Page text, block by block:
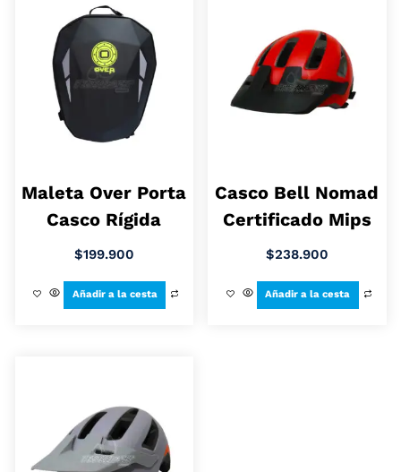
Maleta Over Porta
Casco Rígida
$199.900
Añadir a la cesta
Casco Bell Nomad
Certificado Mips
$238.900
Añadir a la cesta